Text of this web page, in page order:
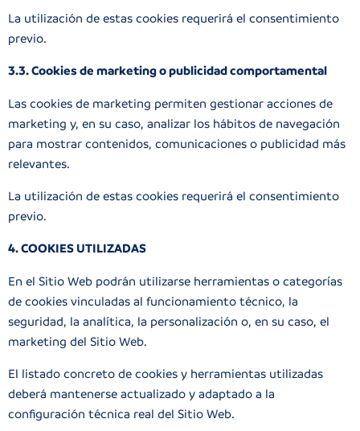
La utilización de estas cookies requerirá el consentimiento
previo.
3.3. Cookies de marketing o publicidad comportamental
Las cookies de marketing permiten gestionar acciones de
marketing y, en su caso, analizar los hábitos de navegación
para mostrar contenidos, comunicaciones o publicidad más
relevantes.
La utilización de estas cookies requerirá el consentimiento
previo.
4. COOKIES UTILIZADAS
En el Sitio Web podrán utilizarse herramientas o categorías
de cookies vinculadas al funcionamiento técnico, la
seguridad, la analítica, la personalización o, en su caso, el
marketing del Sitio Web.
El listado concreto de cookies y herramientas utilizadas
deberá mantenerse actualizado y adaptado a la
configuración técnica real del Sitio Web.